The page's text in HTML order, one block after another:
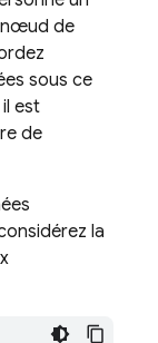
nœud de
sous ce
est
de
la